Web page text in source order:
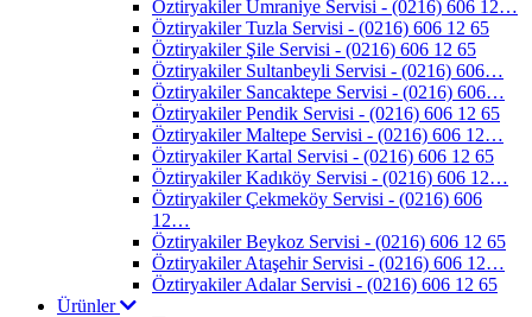
Öztiryakiler Ümraniye Servisi - (0216) 606 12…
Öztiryakiler Tuzla Servisi - (0216) 606 12 65
Öztiryakiler Şile Servisi - (0216) 606 12 65
Öztiryakiler Sultanbeyli Servisi - (0216) 606…
Öztiryakiler Sancaktepe Servisi - (0216) 606…
Öztiryakiler Pendik Servisi - (0216) 606 12 65
Öztiryakiler Maltepe Servisi - (0216) 606 12…
Öztiryakiler Kartal Servisi - (0216) 606 12 65
Öztiryakiler Kadıköy Servisi - (0216) 606 12…
Öztiryakiler Çekmeköy Servisi - (0216) 606
12…
Öztiryakiler Beykoz Servisi - (0216) 606 12 65
Öztiryakiler Ataşehir Servisi - (0216) 606 12…
Öztiryakiler Adalar Servisi - (0216) 606 12 65
Ürünler